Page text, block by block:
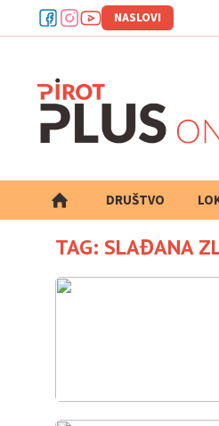
NASLOVI
DRUŠTVO
TAG: SLAĐANA